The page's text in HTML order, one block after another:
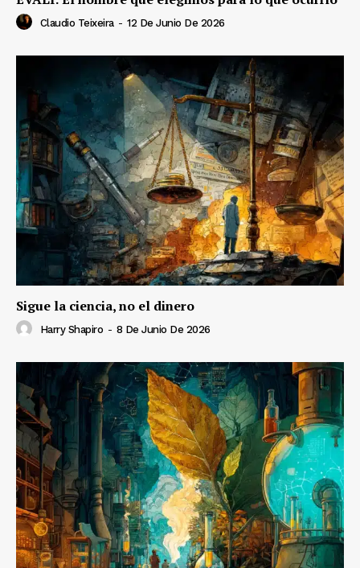
Claudio Teixeira - 12 De Junio De 2026
Sigue la ciencia, no el dinero
Harry Shapiro - 8 De Junio De 2026